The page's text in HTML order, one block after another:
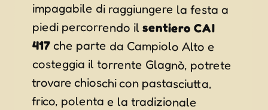
piedi percorrendo ilsentiero CAI
417che parte da Campiolo Alto e
costeggia il torrente Glagnò, potrete
trovare chioschi con pastasciutta,
frico, polenta e la tradizionale